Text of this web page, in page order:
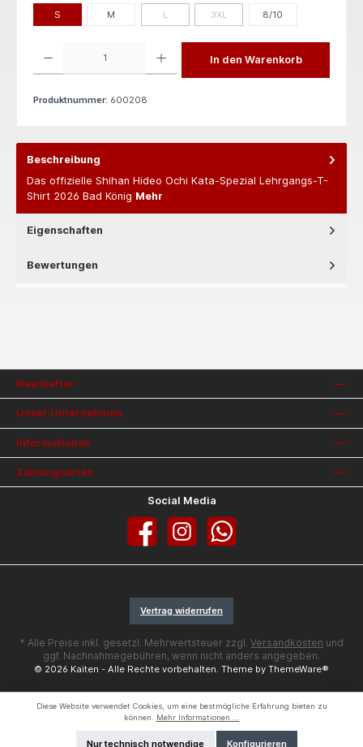
S M L
(Diese Option ist zurzeit nicht verfügbar.)
3XL(Diese Option ist zurzeit nicht
8/10
In den Warenkorb
Produktnummer: 600208
Beschreibung
Das offizielle Shihan Hideo Ochi Kata-Spezial Lehrgangs-T-
Shirt 2026 Bad König Mehr
Eigenschaften
Bewertungen
Newsletter
Unser Unternehmen
Informationen
Zahlungsarten
Social Media
Facebook InstagramWhatsApp
Vertrag widerrufen
* Alle Preise inkl. gesetzl. Mehrwertsteuer zzgl. Versandkosten und
ggf. Nachnahmegebühren, wenn nicht anders angegeben.
© 2026 Kaiten - Alle Rechte vorbehalten. Theme by ThemeWare®
Diese Website verwendet Cookies, um eine bestmögliche Erfahrung bieten zu
können.
Mehr Informationen ...
Nur technisch notwendige Konfigurieren